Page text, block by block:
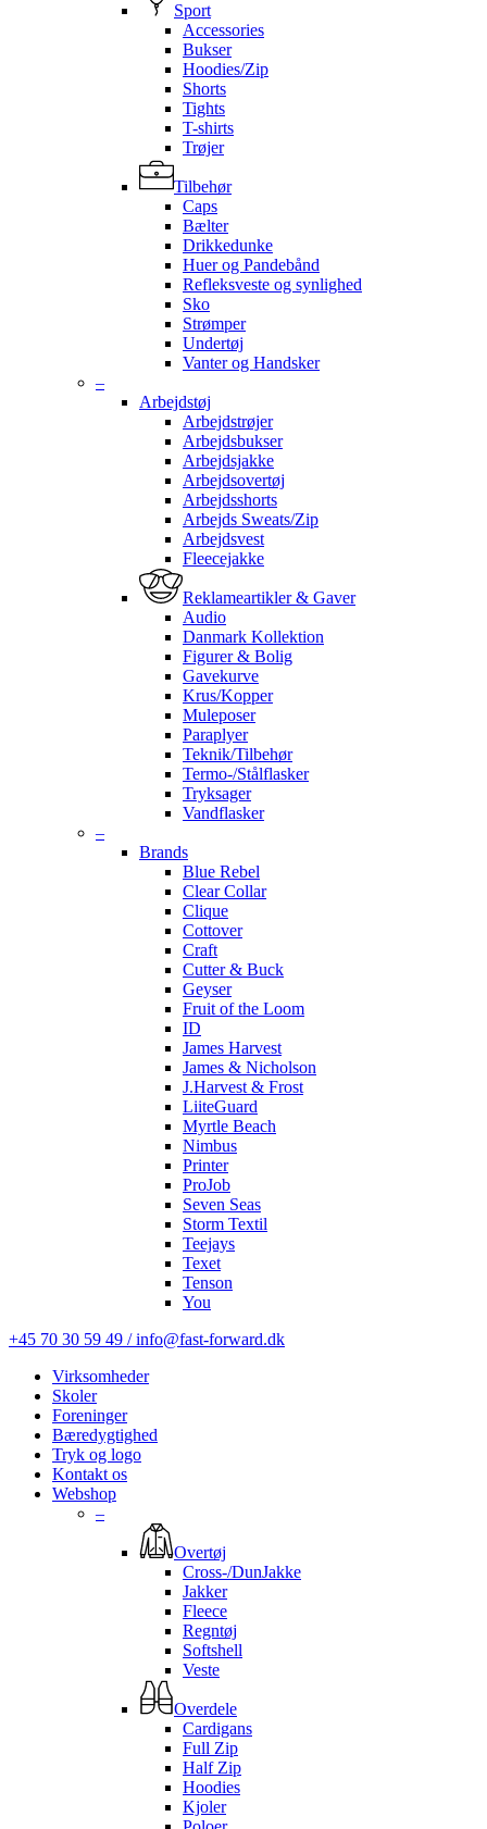
Sport
Accessories
Bukser
Hoodies/Zip
Shorts
Tights
T-shirts
Trøjer
Tilbehør
Caps
Bælter
Drikkedunke
Huer og Pandebånd
Refleksveste og synlighed
Sko
Strømper
Undertøj
Vanter og Handsker
–
Arbejdstøj
Arbejdstrøjer
Arbejdsbukser
Arbejdsjakke
Arbejdsovertøj
Arbejdsshorts
Arbejds Sweats/Zip
Arbejdsvest
Fleecejakke
Reklameartikler & Gaver
Audio
Danmark Kollektion
Figurer & Bolig
Gavekurve
Krus/Kopper
Muleposer
Paraplyer
Teknik/Tilbehør
Termo-/Stålflasker
Tryksager
Vandflasker
–
Brands
Blue Rebel
Clear Collar
Clique
Cottover
Craft
Cutter & Buck
Geyser
Fruit of the Loom
ID
James Harvest
James & Nicholson
J.Harvest & Frost
LiiteGuard
Myrtle Beach
Nimbus
Printer
ProJob
Seven Seas
Storm Textil
Teejays
Texet
Tenson
You
+45 70 30 59 49 / info@fast-forward.dk
Virksomheder
Skoler
Foreninger
Bæredygtighed
Tryk og logo
Kontakt os
Webshop
–
Overtøj
Cross-/DunJakke
Jakker
Fleece
Regntøj
Softshell
Veste
Overdele
Cardigans
Full Zip
Half Zip
Hoodies
Kjoler